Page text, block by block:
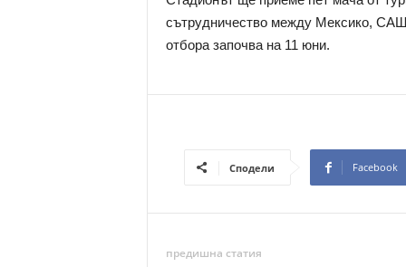
сътрудничество между Мексико,
отбора започва на 11 юни.
Сподели Facebook
предишна статия